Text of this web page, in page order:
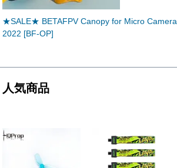
★SALE★ BETAFPV Canopy for Micro Camera
2022 [BF-OP]
人気商品